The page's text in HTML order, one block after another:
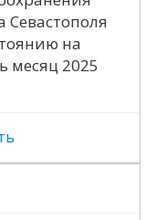
Севастополя
на
месяц 2025